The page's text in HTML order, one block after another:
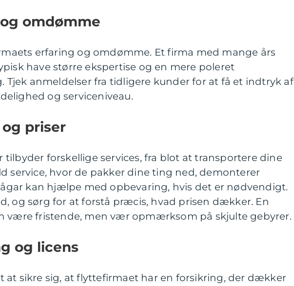
omdømme
erfaring og omdømme. Et firma med mange års
have større ekspertise og en mere poleret
Tjek anmeldelser fra tidligere kunder for at få et indtryk af
og serviceniveau.
priser
tilbyder forskellige services, fra blot at transportere dine
service, hvor de pakker dine ting ned, demonterer
kan hjælpe med opbevaring, hvis det er nødvendigt.
og sørg for at forstå præcis, hvad prisen dækker. En
være fristende, men vær opmærksom på skjulte gebyrer.
og licens
at sikre sig, at flyttefirmaet har en forsikring, der dækker